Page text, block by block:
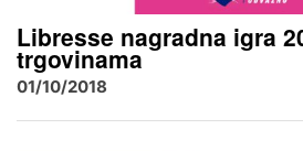
Libresse nagradna igra
trgovinama
01/10/2018